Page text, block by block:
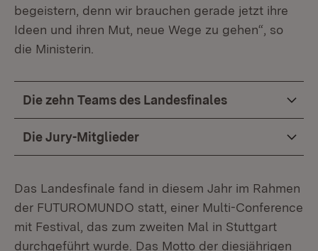
begeistern, denn wir brauchen gerade jetzt ihre
Ideen und ihren Mut, neue Wege zu gehen“, so
die Ministerin.
Die zehn Teams des Landesfinales
Die Jury-Mitglieder
Das Landesfinale fand in diesem Jahr im Rahmen
der FUTUROMUNDO statt, einer Multi-Conference
mit Festival, das zum zweiten Mal in Stuttgart
durchgeführt wurde. Das Motto der diesjährigen